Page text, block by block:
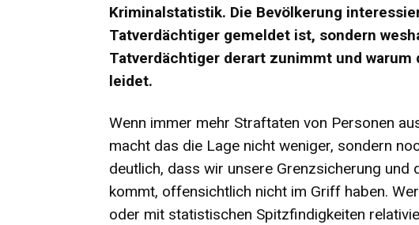
Kriminalstatistik. Die Bevölkerung
Tatverdächtiger gemeldet ist, sondern
Tatverdächtiger derart zunimmt und
leidet.
Wenn immer mehr Straftaten von Personen
macht das die Lage nicht weniger, sondern
deutlich, dass wir unsere Grenzsicherung und
kommt, offensichtlich nicht im Griff haben.
oder mit statistischen Spitzfindigkeiten